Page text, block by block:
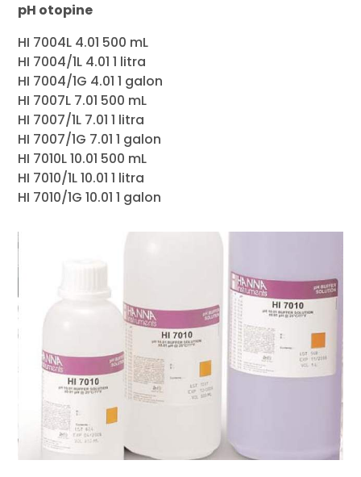
pH otopine
HI 7004L 4.01 500 mL
HI 7004/1L 4.01 1 litra
HI 7004/1G 4.01 1 galon
HI 7007L 7.01 500 mL
HI 7007/1L 7.01 1 litra
HI 7007/1G 7.01 1 galon
HI 7010L 10.01 500 mL
HI 7010/1L 10.01 1 litra
HI 7010/1G 10.01 1 galon